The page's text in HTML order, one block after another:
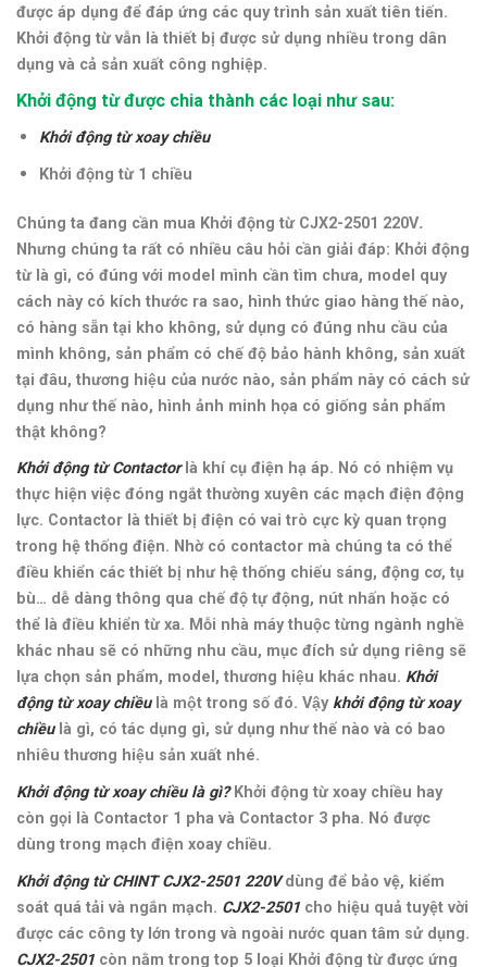
được áp dụng để đáp ứng các quy trình sản xuất tiên tiến.
Khởi động từ vẫn là thiết bị được sử dụng nhiều trong dân
dụng và cả sản xuất công nghiệp.
Khởi động từ được chia thành các loại như sau:
Khởi động từ xoay chiều
Khởi động từ 1 chiều
Chúng ta đang cần mua Khởi động từ CJX2-2501 220V.
Nhưng chúng ta rất có nhiều câu hỏi cần giải đáp: Khởi động
từ là gì, có đúng với model mình cần tìm chưa, model quy
cách này có kích thước ra sao, hình thức giao hàng thế nào,
có hàng sẵn tại kho không, sử dụng có đúng nhu cầu của
mình không, sản phẩm có chế độ bảo hành không, sản xuất
tại đâu, thương hiệu của nước nào, sản phẩm này có cách sử
dụng như thế nào, hình ảnh minh họa có giống sản phẩm
thật không?
Khởi động từ Contactor là khí cụ điện hạ áp. Nó có nhiệm vụ
thực hiện việc đóng ngắt thường xuyên các mạch điện động
lực. Contactor là thiết bị điện có vai trò cực kỳ quan trọng
trong hệ thống điện. Nhờ có contactor mà chúng ta có thể
điều khiển các thiết bị như hệ thống chiếu sáng, động cơ, tụ
bù… dễ dàng thông qua chế độ tự động, nút nhấn hoặc có
thể là điều khiển từ xa. Mỗi nhà máy thuộc từng ngành nghề
khác nhau sẽ có những nhu cầu, mục đích sử dụng riêng sẽ
lựa chọn sản phẩm, model, thương hiệu khác nhau. Khởi
động từ xoay chiềulà một trong số đó. Vậy khởi động từ xoay
chiềulà gì, có tác dụng gì, sử dụng như thế nào và có bao
nhiêu thương hiệu sản xuất nhé.
Khởi động từ xoay chiều là gì? Khởi động từ xoay chiều hay
còn gọi là Contactor 1 pha và Contactor 3 pha. Nó được
dùng trong mạch điện xoay chiều.
Khởi động từCHINT CJX2-2501 220V dùng để bảo vệ, kiểm
soát quá tải và ngắn mạch. CJX2-2501 cho hiệu quả tuyệt vời
được các công ty lớn trong và ngoài nước quan tâm sử dụng.
CJX2-2501 còn nằm trong top 5 loại Khởi động từ được ứng